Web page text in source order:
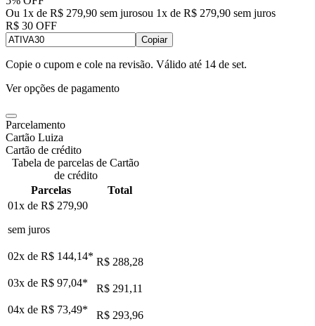
Ou 1x de R$ 279,90 sem jurosou 1x de R$ 279,90 sem juros
R$ 30 OFF
Copiar
Copie o cupom e cole na revisão. Válido até 14 de set.
Ver opções de pagamento
Parcelamento
Cartão Luiza
Cartão de crédito
Tabela de parcelas de Cartão
de crédito
Parcelas
Total
01x de R$ 279,90
sem juros
02x de R$ 144,14* R$ 288,28
03x de R$ 97,04*
R$ 291,11
04x de R$ 73,49*
R$ 293,96